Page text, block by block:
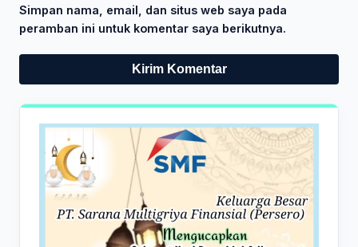
Simpan nama, email, dan situs web saya pada
peramban ini untuk komentar saya berikutnya.